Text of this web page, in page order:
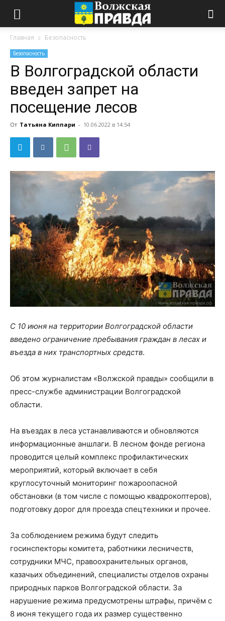
Главная Безопасность
Безопасность
В Волгоградской области
введен запрет на
посещение лесов
От Татьяна Киппари - 10.06.2022 в 14:54
С 10 июня на территории Волгоградской области
введено ограничение пребывания граждан в лесах и
въезда в них транспортных средств.
Об этом журналистам «Волжской правды» сообщили в
пресс-службе администрации Волгоградской
области.
На въездах в леса устанавливаются и обновляются
информационные аншлаги. В лесном фонде региона
проводится целый комплекс профилактических
мероприятий, который включает в себя
круглосуточный мониторинг пожароопасной
обстановки (в том числе с помощью квадрокоптеров),
подготовку дорог для проезда спецтехники и прочее.
За соблюдением режима будут следить
госинспекторы комитета, работники лесничеств,
сотрудники МЧС, правоохранительных органов,
казачьих объединений, специалисты отделов охраны
природных парков Волгоградской области. За
нарушение режима предусмотрены штрафы, причём с
8 июня текущего года их размер существенно